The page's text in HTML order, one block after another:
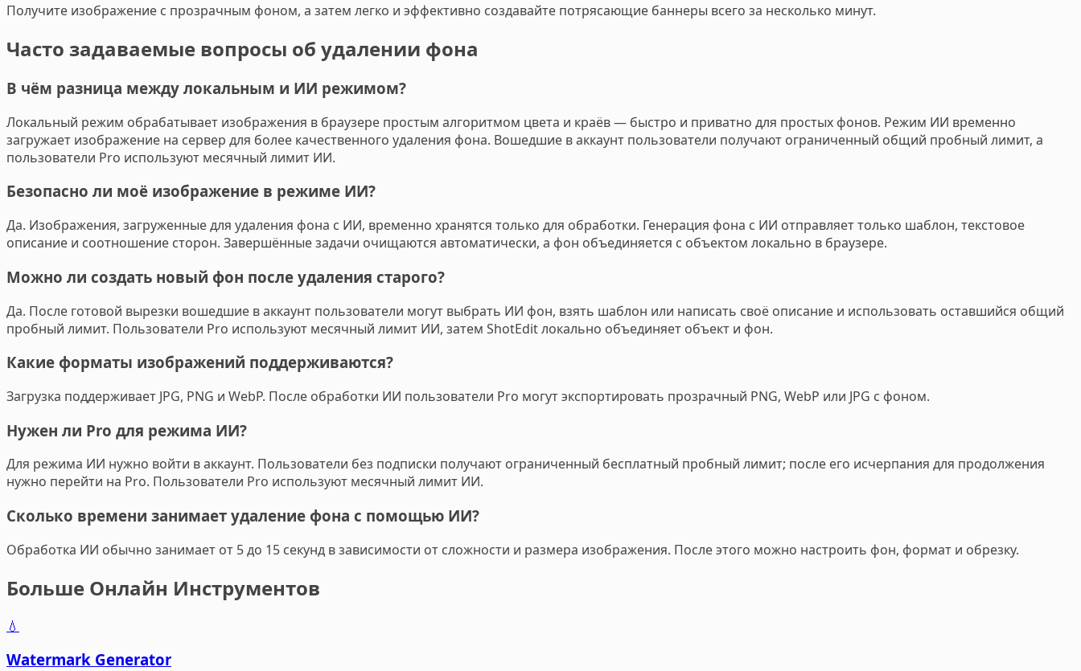
Получите изображение с прозрачным фоном, а затем легко и эффективно создавайте потрясающие баннеры всего за несколько минут.
Часто задаваемые вопросы об удалении фона
В чём разница между локальным и ИИ режимом?
Локальный режим обрабатывает изображения в браузере простым алгоритмом цвета и краёв — быстро и приватно для простых фонов. Режим ИИ временно
загружает изображение на сервер для более качественного удаления фона. Вошедшие в аккаунт пользователи получают ограниченный общий пробный лимит, а
пользователи Pro используют месячный лимит ИИ.
Безопасно ли моё изображение в режиме ИИ?
Да. Изображения, загруженные для удаления фона с ИИ, временно хранятся только для обработки. Генерация фона с ИИ отправляет только шаблон, текстовое
описание и соотношение сторон. Завершённые задачи очищаются автоматически, а фон объединяется с объектом локально в браузере.
Можно ли создать новый фон после удаления старого?
Да. После готовой вырезки вошедшие в аккаунт пользователи могут выбрать ИИ фон, взять шаблон или написать своё описание и использовать оставшийся общий
пробный лимит. Пользователи Pro используют месячный лимит ИИ, затем ShotEdit локально объединяет объект и фон.
Какие форматы изображений поддерживаются?
Загрузка поддерживает JPG, PNG и WebP. После обработки ИИ пользователи Pro могут экспортировать прозрачный PNG, WebP или JPG с фоном.
Нужен ли Pro для режима ИИ?
Для режима ИИ нужно войти в аккаунт. Пользователи без подписки получают ограниченный бесплатный пробный лимит; после его исчерпания для продолжения
нужно перейти на Pro. Пользователи Pro используют месячный лимит ИИ.
Сколько времени занимает удаление фона с помощью ИИ?
Обработка ИИ обычно занимает от 5 до 15 секунд в зависимости от сложности и размера изображения. После этого можно настроить фон, формат и обрезку.
Больше Онлайн Инструментов
💧
Watermark Generator